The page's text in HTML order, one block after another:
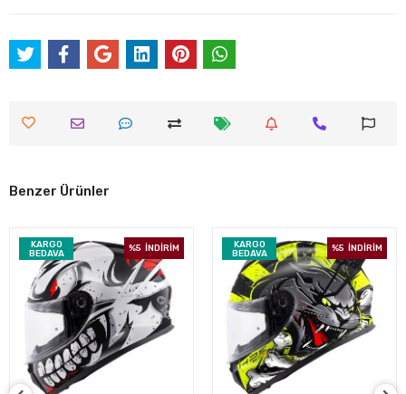
Benzer Ürünler
KARGO
BEDAVA
%5 İNDİRİM
KARGO
BEDAVA
%5 İNDİRİM